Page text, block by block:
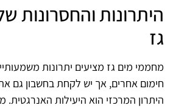
היתרונות והחסרונות
גז
מחממי מים גז מציעים יתרונות
חימום אחרים, אך יש לקחת בחשבון גם
היתרון המרכזי הוא היעילות האנרגטית.